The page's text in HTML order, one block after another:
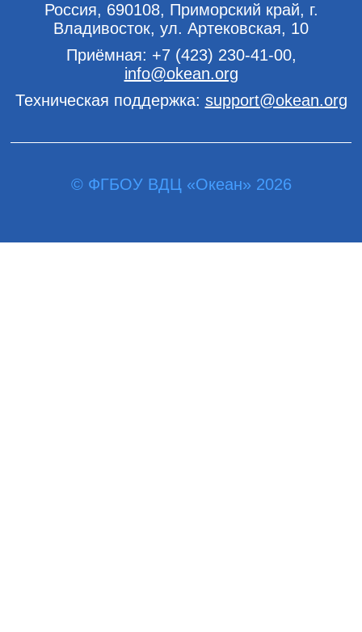
Россия, 690108, Приморский край, г.
Владивосток, ул. Артековская, 10
Приёмная: +7 (423) 230-41-00,
info@okean.org
Техническая поддержка: support@okean.org
© ФГБОУ ВДЦ «Океан» 2026